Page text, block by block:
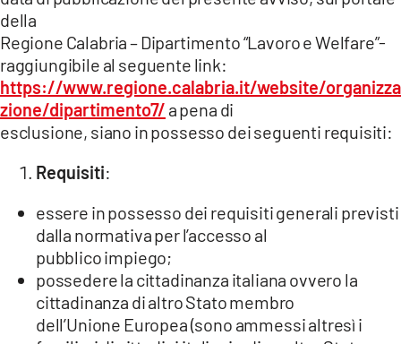
della
Regione Calabria – Dipartimento “Lavoro e Welfare”-
raggiungibile al seguente link:
https://www.regione.calabria.it/website/organizza
zione/dipartimento7/ a pena di
esclusione, siano in possesso dei seguenti requisiti:
Requisiti:
essere in possesso dei requisiti generali previsti
dalla normativa per l’accesso al
pubblico impiego;
possedere la cittadinanza italiana ovvero la
cittadinanza di altro Stato membro
dell’Unione Europea (sono ammessi altresì i